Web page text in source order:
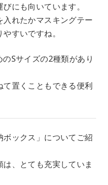
にも向いています。
れたかマスキングテー
すいですね。
Sサイズの2種類があり
置くこともできる便利
ックス」についてご紹
、とても充実していま